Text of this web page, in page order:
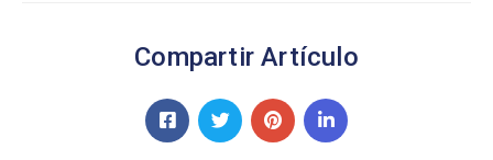
Compartir Artículo